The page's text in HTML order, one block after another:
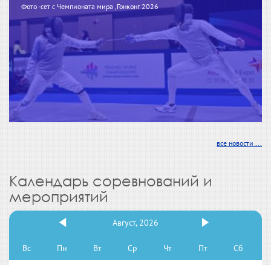
Фото -сет с Чемпионата мира ,Гонконг 2026
все новости ...
Календарь соревнований и
мероприятий
Август, 2026
Вс Пн Вт Ср Чт Пт Сб